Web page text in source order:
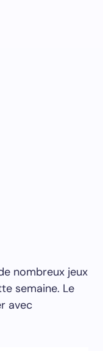
nombreux jeux
semaine. Le
avec